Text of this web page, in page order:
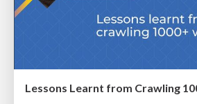
Lessons Learnt from Crawling